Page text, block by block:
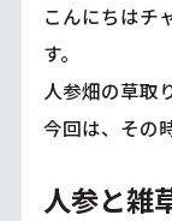
こんにちはチ
す。
人参畑の草取
今回は、その
人参と雑